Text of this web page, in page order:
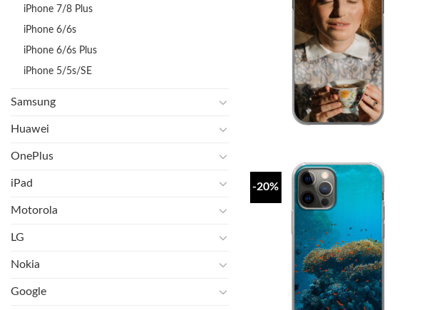
iPhone 7/8 Plus
iPhone 6/6s
iPhone 6/6s Plus
iPhone 5/5s/SE
Samsung
Huawei
OnePlus
iPad
Motorola
LG
Nokia
Google
-20%